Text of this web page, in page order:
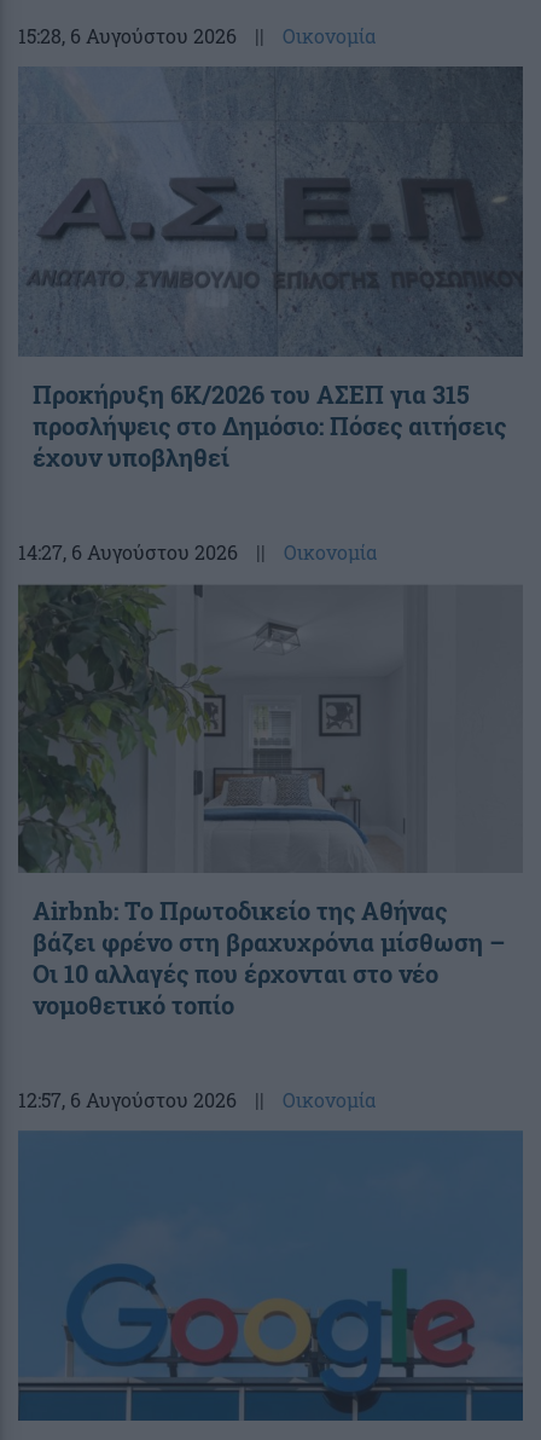
15:28, 6 Αυγούστου 2026 || Οικονομία
Προκήρυξη 6Κ/2026 του ΑΣΕΠ για 315
προσλήψεις στο Δημόσιο: Πόσες αιτήσεις
έχουν υποβληθεί
14:27, 6 Αυγούστου 2026 || Οικονομία
Airbnb: Το Πρωτοδικείο της Αθήνας
βάζει φρένο στη βραχυχρόνια μίσθωση –
Οι 10 αλλαγές που έρχονται στο νέο
νομοθετικό τοπίο
12:57, 6 Αυγούστου 2026 || Οικονομία